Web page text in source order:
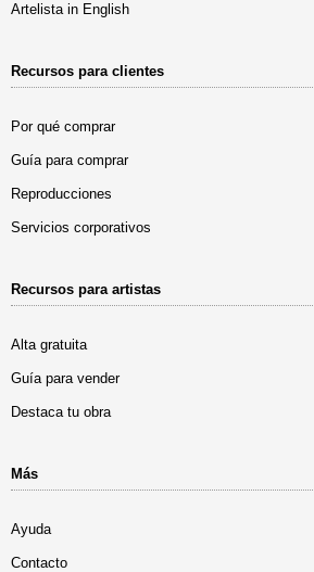
Artelista in English
Recursos para clientes
Por qué comprar
Guía para comprar
Reproducciones
Servicios corporativos
Recursos para artistas
Alta gratuita
Guía para vender
Destaca tu obra
Más
Ayuda
Contacto